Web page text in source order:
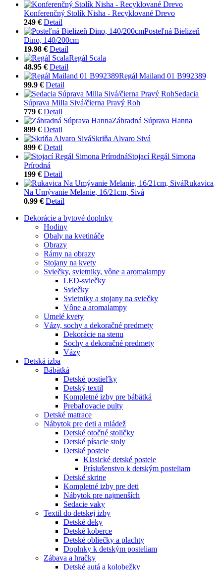
Konferenčný Stolík Nisha - Recyklované Drevo
249 € Detail
Posteľná Bielizeň
Dino, 140/200cm
19.98 € Detail
Regál Scala
48.95 € Detail
Regál Mailand 01 B992389
99.9 € Detail
Sedacia
Súprava Milla Sivá/čierna Pravý Roh
779 € Detail
Záhradná Súprava Hanna
899 € Detail
Skriňa Alvaro Sivá
899 € Detail
Stojací Regál Simona
Prírodná
199 € Detail
Rukavica
Na Umývanie Melanie, 16/21cm, Sivá
0.99 € Detail
Dekorácie a bytové doplnky
Hodiny
Obaly na kvetináče
Obrazy
Rámy na obrazy
Stojany na kvety
Sviečky, svietniky, vône a aromalampy
LED-sviečky
Sviečky
Svietniky a stojany na sviečky
Vône a aromalampy
Umelé kvety
Vázy, sochy a dekoračné predmety
Dekorácie na stenu
Sochy a dekoračné predmety
Vázy
Detská izba
Bábätká
Detské postieľky
Detský textil
Kompletné izby pre bábätká
Prebaľovacie pulty
Detské matrace
Nábytok pre deti a mládež
Detské otočné stoličky
Detské písacie stoly
Detské postele
Klasické detské postele
Príslušenstvo k detským posteliam
Detské skrine
Kompletné izby pre deti
Nábytok pre najmenších
Sedacie vaky
Textil do detskej izby
Detské deky
Detské koberce
Detské obliečky a plachty
Doplnky k detským posteliam
Zábava a hračky
Detské autá a kolobežky